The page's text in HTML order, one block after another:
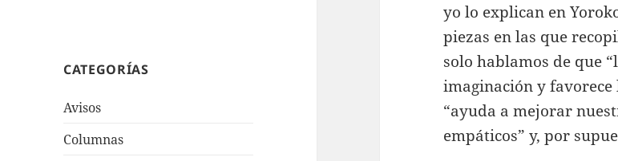
CATEGORÍAS
Avisos
Columnas
yo lo explican en
piezas en las que
solo hablamos de que
imaginación y
“ayuda a mejorar
empáticos” y, por